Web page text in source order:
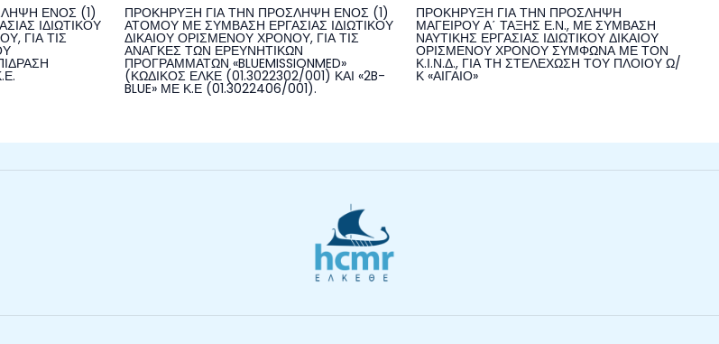
ΕΝΟΣ (1)
ΙΔΙΩΤΙΚΟΥ
ΓΙΑ ΤΙΣ
ΠΡΟΚΗΡΥΞΗ ΓΙΑ ΤΗΝ ΠΡΟΣΛΗΨΗ ΕΝΟΣ (1)
ΑΤΟΜΟΥ ΜΕ ΣΥΜΒΑΣΗ ΕΡΓΑΣΙΑΣ ΙΔΙΩΤΙΚΟΥ
ΔΙΚΑΙΟΥ ΟΡΙΣΜΕΝΟΥ ΧΡΟΝΟΥ, ΓΙΑ ΤΙΣ
ΑΝΑΓΚΕΣ ΤΩΝ ΕΡΕΥΝΗΤΙΚΩΝ
ΠΡΟΓΡΑΜΜΑΤΩΝ «BLUEMISSIONMED»
(ΚΩΔΙΚΟΣ ΕΛΚΕ (01.3022302/001) ΚΑΙ «2B-
BLUE» ΜΕ Κ.Ε (01.3022406/001).
ΠΡΟΚΗΡΥΞΗ ΓΙΑ ΤΗΝ ΠΡΟΣΛΗΨΗ
ΜΑΓΕΙΡΟΥ Α΄ ΤΑΞΗΣ Ε.Ν., ΜΕ ΣΥΜΒΑΣΗ
ΝΑΥΤΙΚΗΣ ΕΡΓΑΣΙΑΣ ΙΔΙΩΤΙΚΟΥ ΔΙΚΑΙΟΥ
ΟΡΙΣΜΕΝΟΥ ΧΡΟΝΟΥ ΣΥΜΦΩΝΑ ΜΕ ΤΟΝ
Κ.Ι.Ν.Δ., ΓΙΑ ΤΗ ΣΤΕΛΕΧΩΣΗ ΤΟΥ ΠΛΟΙΟΥ Ω/
Κ «ΑΙΓΑΙΟ»